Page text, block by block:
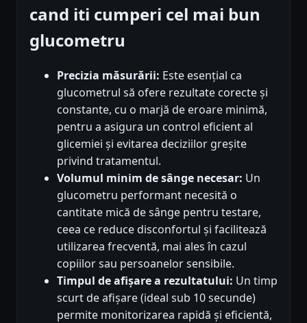
cand iti cumperi cel mai bun
glucometru
Precizia măsurării: Este esențial ca
glucometrul să ofere rezultate corecte și
constante, cu o marjă de eroare minimă,
pentru a asigura un control eficient al
glicemiei și evitarea deciziilor greșite
privind tratamentul.
Volumul minim de sânge necesar: Un
glucometru performant necesită o
cantitate mică de sânge pentru testare,
ceea ce reduce disconfortul și facilitează
utilizarea frecventă, mai ales în cazul
copiilor sau persoanelor sensibile.
Timpul de afișare a rezultatului: Un timp
scurt de afișare (ideal sub 10 secunde)
permite monitorizarea rapidă și eficientă,